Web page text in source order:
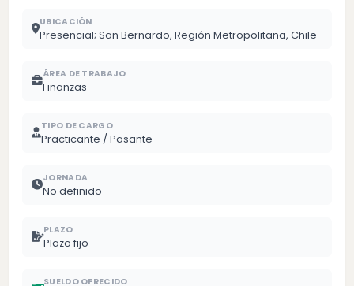
UBICACIÓN
Presencial; San Bernardo, Región Metropolitana, Chile
ÁREA DE TRABAJO
Finanzas
TIPO DE CARGO
Practicante / Pasante
JORNADA
No definido
PLAZO
Plazo fijo
SUELDO OFRECIDO